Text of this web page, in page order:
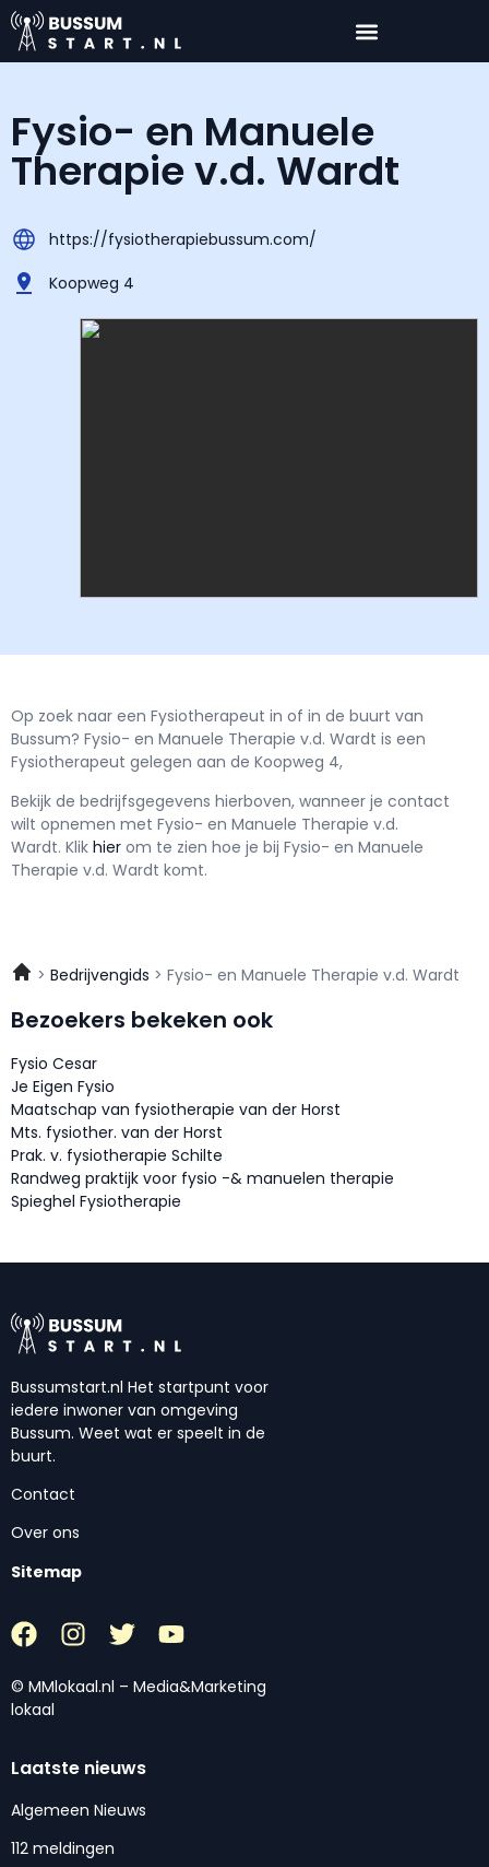
Fysio- en Manuele
Therapie v.d. Wardt
https://fysiotherapiebussum.com/
Koopweg 4
Op zoek naar een Fysiotherapeut in of in de buurt van
Bussum? Fysio- en Manuele Therapie v.d. Wardt is een
Fysiotherapeut gelegen aan de Koopweg 4,
Bekijk de bedrijfsgegevens hierboven, wanneer je contact
wilt opnemen met Fysio- en Manuele Therapie v.d.
Wardt. Klik hier om te zien hoe je bij Fysio- en Manuele
Therapie v.d. Wardt komt.
Bedrijvengids Fysio- en Manuele Therapie v.d. Wardt
Bezoekers bekeken ook
Fysio Cesar
Je Eigen Fysio
Maatschap van fysiotherapie van der Horst
Mts. fysiother. van der Horst
Prak. v. fysiotherapie Schilte
Randweg praktijk voor fysio -& manuelen therapie
Spieghel Fysiotherapie
Bussumstart.nl Het startpunt voor
iedere inwoner van omgeving
Bussum. Weet wat er speelt in de
buurt.
Contact
Over ons
Sitemap
© MMlokaal.nl – Media&Marketing
lokaal
Laatste nieuws
Algemeen Nieuws
112 meldingen